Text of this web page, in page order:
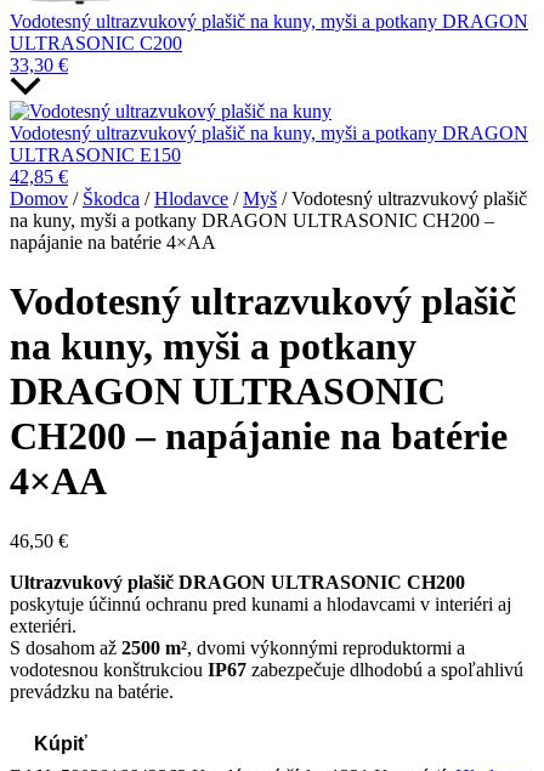
Vodotesný ultrazvukový plašič na kuny, myši a potkany DRAGON
ULTRASONIC C200
33,30 €
Vodotesný ultrazvukový plašič na kuny, myši a potkany DRAGON
ULTRASONIC E150
42,85 €
Domov / Škodca /Hlodavce /Myš / Vodotesný ultrazvukový plašič
na kuny, myši a potkany DRAGON ULTRASONIC CH200 –
napájanie na batérie 4×AA
Vodotesný ultrazvukový plašič
na kuny, myši a potkany
DRAGON ULTRASONIC
CH200 – napájanie na batérie
4×AA
46,50 €
Ultrazvukový plašič DRAGON ULTRASONIC CH200
poskytuje účinnú ochranu pred kunami a hlodavcami v interiéri aj
exteriéri.
S dosahom až 2500 m², dvomi výkonnými reproduktormi a
vodotesnou konštrukciou IP67 zabezpečuje dlhodobú a spoľahlivú
prevádzku na batérie.
Kúpiť